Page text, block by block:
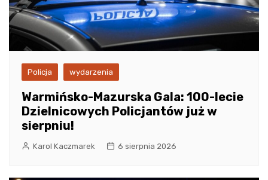
Policja wydarzenia
Warmińsko-Mazurska Gala: 100-lecie
Dzielnicowych Policjantów już w
sierpniu!
Karol Kaczmarek 6 sierpnia 2026